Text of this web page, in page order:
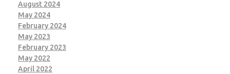
August 2024
May 2024
February 2024
May 2023
February 2023
May 2022
April 2022